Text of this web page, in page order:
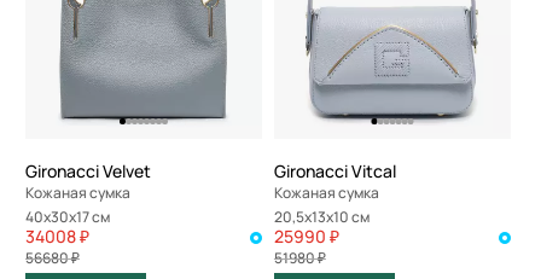
Gironacci Velvet
Кожаная сумка
40x30x17 см
34008 ₽
56680 ₽
Gironacci Vitcal
Кожаная сумка
20,5x13x10 см
25990 ₽
51980 ₽